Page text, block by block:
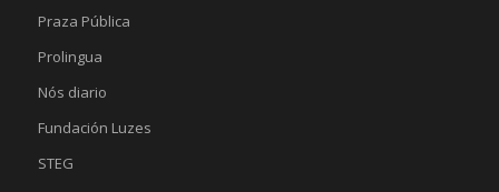
Praza Pública
Prolingua
Nós diario
Fundación Luzes
STEG